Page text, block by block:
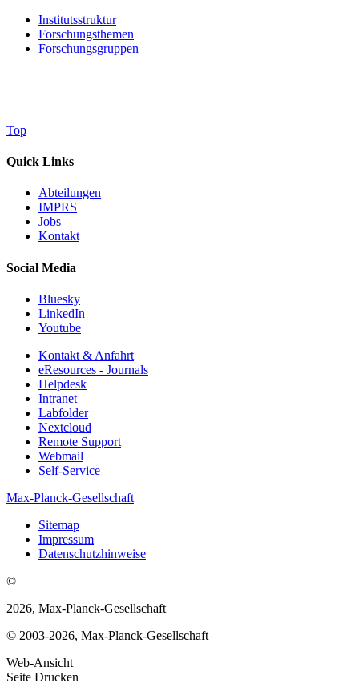
Institutsstruktur
Forschungsthemen
Forschungsgruppen
Top
Quick Links
Abteilungen
IMPRS
Jobs
Kontakt
Social Media
Bluesky
LinkedIn
Youtube
Kontakt & Anfahrt
eResources - Journals
Helpdesk
Intranet
Labfolder
Nextcloud
Remote Support
Webmail
Self-Service
Max-Planck-Gesellschaft
Sitemap
Impressum
Datenschutzhinweise
©
2026, Max-Planck-Gesellschaft
© 2003-2026, Max-Planck-Gesellschaft
Web-Ansicht
Seite Drucken